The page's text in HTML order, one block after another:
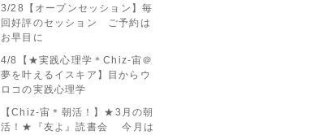
3/28【オープンセッション】毎
回好評のセッション ご予約は
お早目に
4/8【★実践心理学＊Chiz-宙＠
夢を叶えるイスキア】目からウ
ロコの実践心理学
【Chiz-宙＊朝活！】★3月の朝
活！★『友よ』読書会 今月は